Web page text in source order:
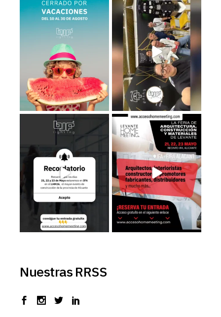
BJF Lighting permanecerá
𝗰𝗲𝗿𝗿𝗮𝗱𝗼 𝗽𝗼𝗿...
2
Estamos en el Levante Home
Meeting ¡Te esperamos!...
39 5
Recuerda que los días 𝟮𝟭, 𝟮𝟮 𝘆
3 0
Estaremos en el LHM26, consigue
tu entrada ...
3 0
Nuestras RRSS